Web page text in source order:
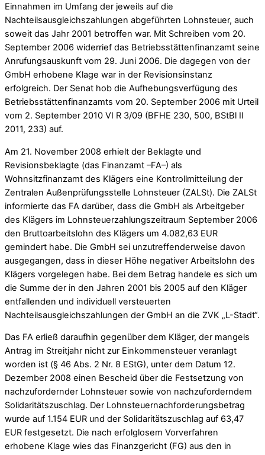
Einnahmen im Umfang der jeweils auf die
Nachteilsausgleichszahlungen abgeführten Lohnsteuer, auch
soweit das Jahr 2001 betroffen war. Mit Schreiben vom 20.
September 2006 widerrief das Betriebsstättenfinanzamt seine
Anrufungsauskunft vom 29. Juni 2006. Die dagegen von der
GmbH erhobene Klage war in der Revisionsinstanz
erfolgreich. Der Senat hob die Aufhebungsverfügung des
Betriebsstättenfinanzamts vom 20. September 2006 mit Urteil
vom 2. September 2010 VI R 3/09 (BFHE 230, 500, BStBl II
2011, 233) auf.
Am 21. November 2008 erhielt der Beklagte und
Revisionsbeklagte (das Finanzamt –FA–) als
Wohnsitzfinanzamt des Klägers eine Kontrollmitteilung der
Zentralen Außenprüfungsstelle Lohnsteuer (ZALSt). Die ZALSt
informierte das FA darüber, dass die GmbH als Arbeitgeber
des Klägers im Lohnsteuerzahlungszeitraum September 2006
den Bruttoarbeitslohn des Klägers um 4.082,63 EUR
gemindert habe. Die GmbH sei unzutreffenderweise davon
ausgegangen, dass in dieser Höhe negativer Arbeitslohn des
Klägers vorgelegen habe. Bei dem Betrag handele es sich um
die Summe der in den Jahren 2001 bis 2005 auf den Kläger
entfallenden und individuell versteuerten
Nachteilsausgleichszahlungen der GmbH an die ZVK „L-Stadt“.
Das FA erließ daraufhin gegenüber dem Kläger, der mangels
Antrag im Streitjahr nicht zur Einkommensteuer veranlagt
worden ist (§ 46 Abs. 2 Nr. 8 EStG), unter dem Datum 12.
Dezember 2008 einen Bescheid über die Festsetzung von
nachzufordernder Lohnsteuer sowie von nachzuforderndem
Solidaritätszuschlag. Der Lohnsteuernachforderungsbetrag
wurde auf 1.154 EUR und der Solidaritätszuschlag auf 63,47
EUR festgesetzt. Die nach erfolglosem Vorverfahren
erhobene Klage wies das Finanzgericht (FG) aus den in